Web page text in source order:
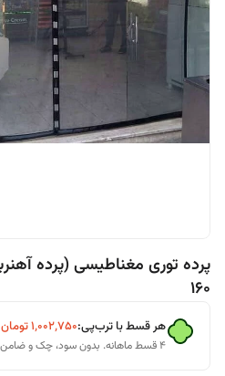
160
هر قسط با ترب‌پی:۱٬۰۰۲٬۷۵۰تومان
۴ قسط ماهانه. بدون سود، چک و ضامن.